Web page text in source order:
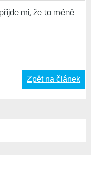
mi, že to méně
Zpět na článek